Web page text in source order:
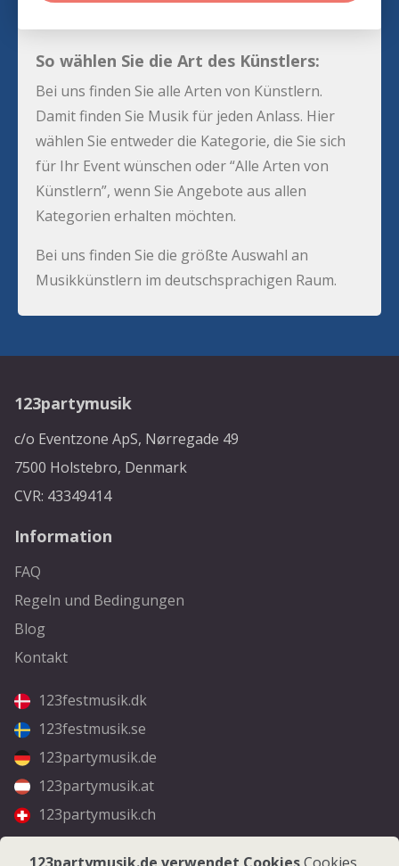
So wählen Sie die Art des Künstlers:
Bei uns finden Sie alle Arten von Künstlern.
Damit finden Sie Musik für jeden Anlass. Hier
wählen Sie entweder die Kategorie, die Sie sich
für Ihr Event wünschen oder “Alle Arten von
Künstlern”, wenn Sie Angebote aus allen
Kategorien erhalten möchten.
Bei uns finden Sie die größte Auswahl an
Musikkünstlern im deutschsprachigen Raum.
123partymusik
c/o Eventzone ApS, Nørregade 49
7500 Holstebro, Denmark
CVR: 43349414
Information
FAQ
Regeln und Bedingungen
Blog
Kontakt
123festmusik.dk
123festmusik.se
123partymusik.de
123partymusik.at
123partymusik.ch
Folgen Sie uns